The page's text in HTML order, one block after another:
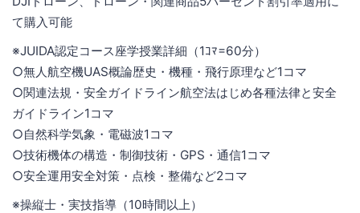
て購入可能
※JUIDA認定コース座学授業詳細（1ｺﾏ=60分）
○無人航空機UAS概論歴史・機種・飛行原理など1コマ
○関連法規・安全ガイドライン航空法はじめ各種法律と安全
ガイドライン1コマ
○自然科学気象・電磁波1コマ
○技術機体の構造・制御技術・GPS・通信1コマ
○安全運用安全対策・点検・整備など2コマ
※操縦士・実技指導（10時間以上）